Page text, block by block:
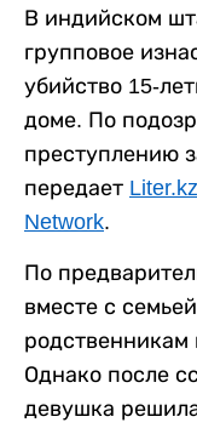
В индийском
групповое
убийство 15-
доме. По
преступлению
передает Liter.kz
Network.
По
вместе с
родственникам
Однако после
девушка